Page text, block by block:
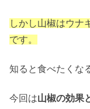
しかし山椒はウナ
です。
知ると食べたくな
今回は山椒の効果